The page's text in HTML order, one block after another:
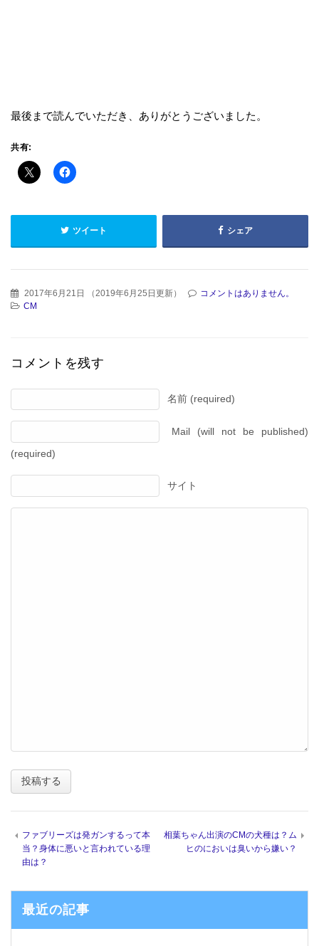
最後まで読んでいただき、ありがとうございました。
共有:
ツイート シェア
2017年6月21日 （2019年6月25日更新）
コメントはありません。
CM
コメントを残す
名前 (required)
Mail (will not be published)
(required)
サイト
ファブリーズは発ガンするって本
当？身体に悪いと言われている理
由は？
相葉ちゃん出演のCMの犬種は？ム
ヒのにおいは臭いから嫌い？
最近の記事